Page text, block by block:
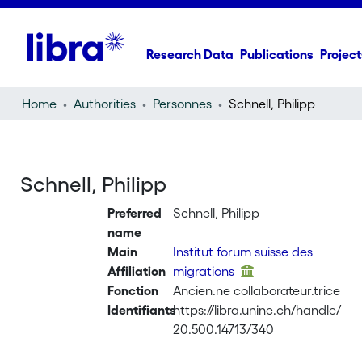
Research Data Publications
Home Authorities Personnes Schnell, Philipp
Schnell, Philipp
Preferred
name
Schnell, Philipp
Main
Affiliation
Institut forum suisse des
migrations
Fonction
Ancien.ne collaborateur.trice
Identifiantshttps://libra.unine.ch/handle/
20.500.14713/340